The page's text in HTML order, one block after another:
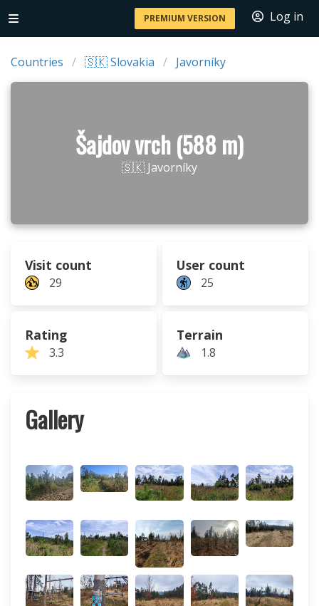
PREMIUM VERSION Log in
Countries 🇸🇰 Slovakia Javorníky
Šajdov vrch (588 m)
🇸🇰 Javorníky
Visit count
29
User count
25
Rating
3.3
Terrain
1.8
Gallery